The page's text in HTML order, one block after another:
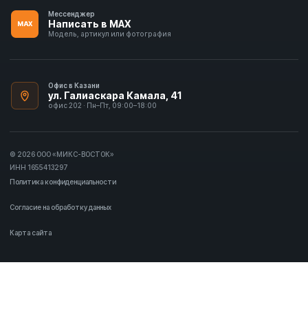
MAX
Мессенджер
Написать в MAX
Модель, артикул или фотография
Офис в Казани
ул. Галиаскара Камала, 41
офис 202 · Пн–Пт, 09:00–18:00
© 2026 ООО «МИКС-ВОСТОК»
ИНН 1655413297
Политика конфиденциальности
Согласие на обработку данных
Карта сайта